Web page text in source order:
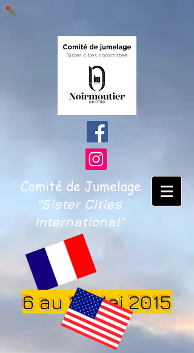
Comité de Jumelage
"Sister Cities
International"
6 au 13 Mai 2015